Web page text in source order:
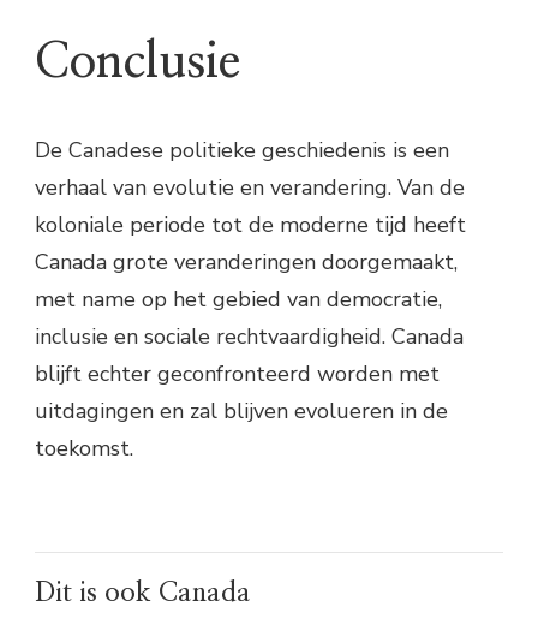
Conclusie
De Canadese politieke geschiedenis is een
verhaal van evolutie en verandering. Van de
koloniale periode tot de moderne tijd heeft
Canada grote veranderingen doorgemaakt,
met name op het gebied van democratie,
inclusie en sociale rechtvaardigheid. Canada
blijft echter geconfronteerd worden met
uitdagingen en zal blijven evolueren in de
toekomst.
Dit is ook Canada